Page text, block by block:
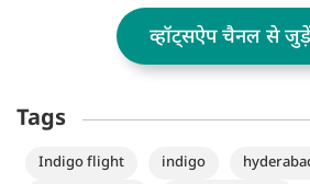
व्हॉट्सऐप चैनल से जुड़ें
Tags
Indigo flight indigo